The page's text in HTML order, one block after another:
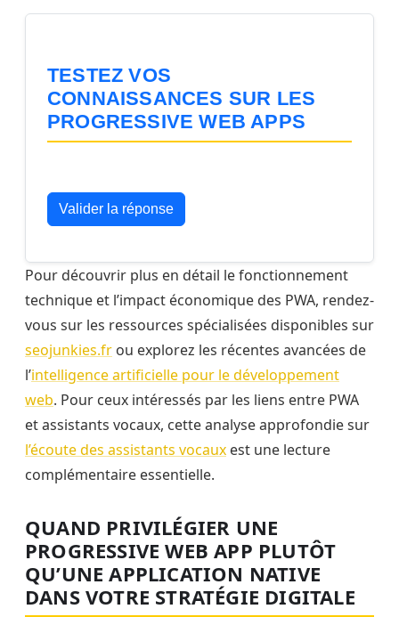
TESTEZ VOS
CONNAISSANCES SUR LES
PROGRESSIVE WEB APPS
Valider la réponse
Pour découvrir plus en détail le fonctionnement
technique et l’impact économique des PWA, rendez-
vous sur les ressources spécialisées disponibles sur
seojunkies.fr ou explorez les récentes avancées de
l’intelligence artificielle pour le développement
web. Pour ceux intéressés par les liens entre PWA
et assistants vocaux, cette analyse approfondie sur
l’écoute des assistants vocaux est une lecture
complémentaire essentielle.
QUAND PRIVILÉGIER UNE
PROGRESSIVE WEB APP PLUTÔT
QU’UNE APPLICATION NATIVE
DANS VOTRE STRATÉGIE DIGITALE